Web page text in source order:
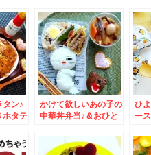
タン♪
ホタテ
かけて欲しいあの子の
中華丼弁当♪＆おひと
(ΦωΦ)ﾌﾌﾌ…
ひ
ー
酒
プ